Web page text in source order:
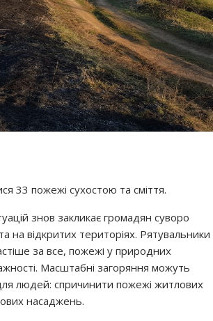
33 пожежі сухостою та сміття.
знов закликає громадян суворо
на відкритих територіях. Рятувальники
за все, пожежі у природних
Масштабні загоряння можуть
людей: спричинити пожежі житлових
насаджень.